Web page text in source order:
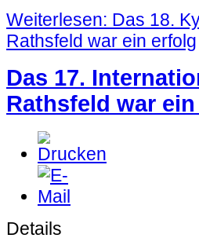
Weiterlesen: Das 18.
Rathsfeld war ein erfolg
Das 17.
Rathsfeld war
Details